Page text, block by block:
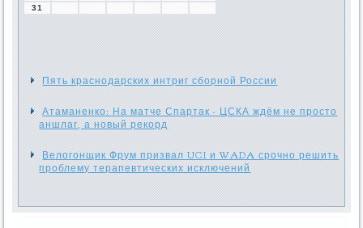
31
Пять краснодарских интриг сборной России
Атаманенко: На матче Спартак - ЦСКА ждём не просто
аншлаг, а новый рекорд
Велогонщик Фрум призвал UCI и WADA срочно решить
проблему терапевтических исключений